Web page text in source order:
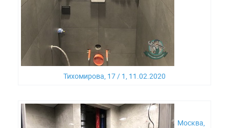
Тихомирова, 17 / 1, 11.02.2020
Москва,